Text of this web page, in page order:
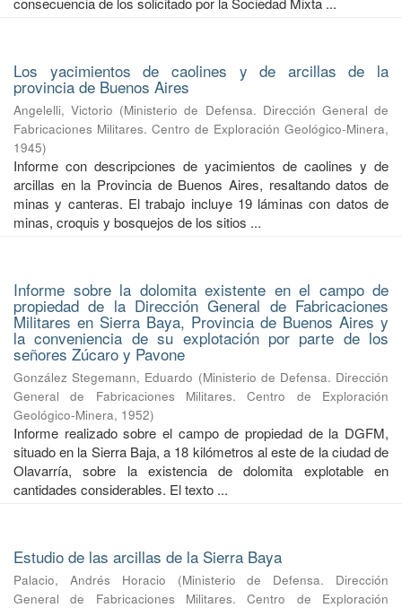
Los yacimientos de caolines y de arcillas de la
provincia de Buenos Aires
Angelelli, Victorio (Ministerio de Defensa. Dirección General de
Fabricaciones Militares. Centro de Exploración Geológico-Minera,
1945)
Informe con descripciones de yacimientos de caolines y de
arcillas en la Provincia de Buenos Aires, resaltando datos de
minas y canteras. El trabajo incluye 19 láminas con datos de
minas, croquis y bosquejos de los sitios ...
Informe sobre la dolomita existente en el campo de
propiedad de la Dirección General de Fabricaciones
Militares en Sierra Baya, Provincia de Buenos Aires y
la conveniencia de su explotación por parte de los
señores Zúcaro y Pavone
González Stegemann, Eduardo (Ministerio de Defensa. Dirección
General de Fabricaciones Militares. Centro de Exploración
Geológico-Minera, 1952)
Informe realizado sobre el campo de propiedad de la DGFM,
situado en la Sierra Baja, a 18 kilómetros al este de la ciudad de
Olavarría, sobre la existencia de dolomita explotable en
cantidades considerables. El texto ...
Estudio de las arcillas de la Sierra Baya
Palacio, Andrés Horacio (Ministerio de Defensa. Dirección
General de Fabricaciones Militares. Centro de Exploración